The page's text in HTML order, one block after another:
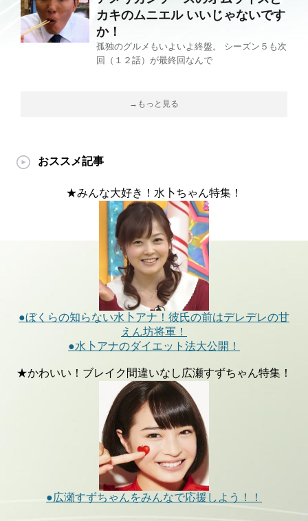
カキのムニエル いいじゃないです
か！
孤独のグルメもいよいよ終盤。 シーズン５も次
回（１２話）が最終回なんで
→もっと見る
おススメ記事
★みんな大好き！水卜ちゃん特集！
●ぼくらの知らない水卜アナ！彼氏の前はデレデレの甘
えん坊将軍！
●水卜アナのダイエット法大公開！
★かわいい！ブレイク間違いなし広瀬すずちゃん特集！
●広瀬すずちゃんをみんなで応援しよう！！